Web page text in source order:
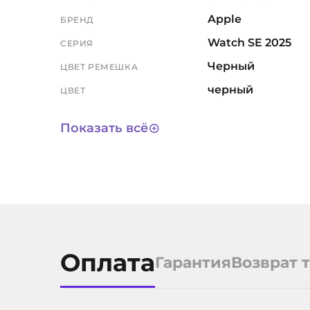
БРЕНД Apple
СЕРИЯ Watch SE 2025
ЦВЕТ РЕМЕШКА Черный
ЦВЕТ черный
Показать всё
ОплатаГарантияВозврат